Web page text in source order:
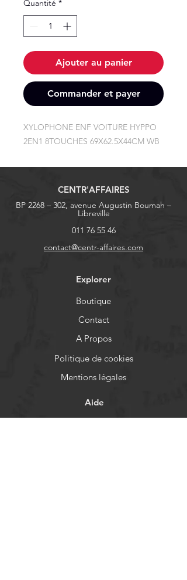
Quantité *
Ajouter au panier
Commander et payer
XYLOPHONE ENF VOITURE HYPPO
2EN1 8TOUCHES 69X62.5X44CM WB
CENTR'AFFAIRES
BP 2268 – 302, avenue Augustin Boumah –
Libreville
011 76 55 46
contact@centr-affaires.com
Explorer
Boutique
Contact
A Propos
Politique de cookies
Mentions légales
Aide